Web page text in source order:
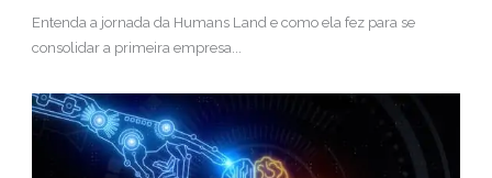
Entenda a jornada da Humans Land e como ela fez para se
consolidar a primeira empresa...